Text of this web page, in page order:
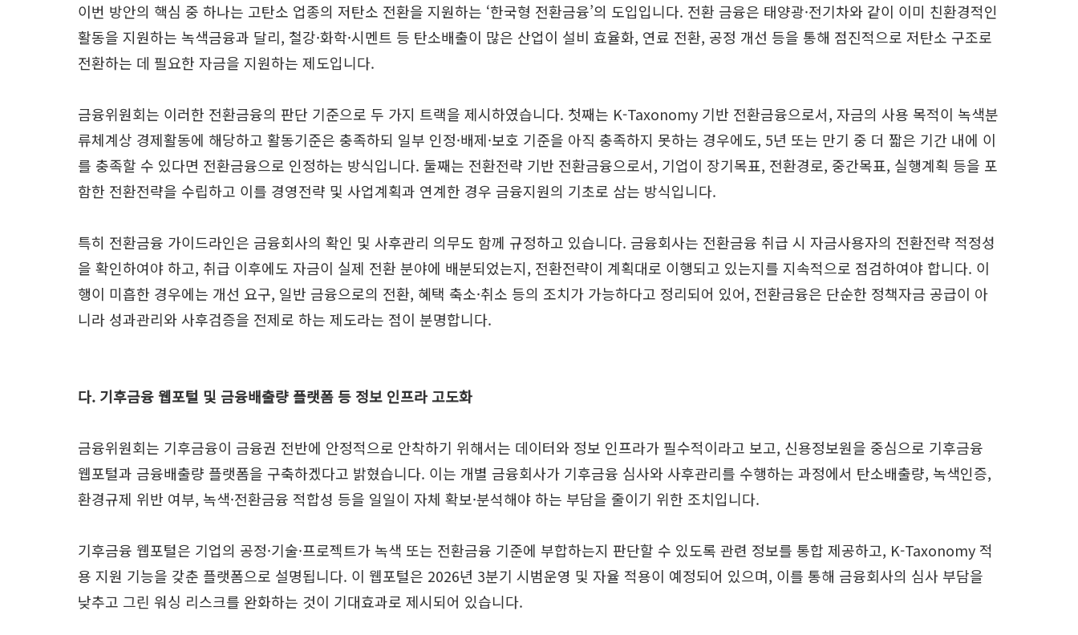
이번 방안의 핵심 중 하나는 고탄소 업종의 저탄소 전환을 지원하는 ‘한국형 전환금융’의 도입입니다. 전환 금융은 태양광·전기차와 같이 이미 친환경적인
활동을 지원하는 녹색금융과 달리, 철강·화학·시멘트 등 탄소배출이 많은 산업이 설비 효율화, 연료 전환, 공정 개선 등을 통해 점진적으로 저탄소 구조로
전환하는 데 필요한 자금을 지원하는 제도입니다.
금융위원회는 이러한 전환금융의 판단 기준으로 두 가지 트랙을 제시하였습니다. 첫째는 K-Taxonomy 기반 전환금융으로서, 자금의 사용 목적이 녹색분
류체계상 경제활동에 해당하고 활동기준은 충족하되 일부 인정·배제·보호 기준을 아직 충족하지 못하는 경우에도, 5년 또는 만기 중 더 짧은 기간 내에 이
를 충족할 수 있다면 전환금융으로 인정하는 방식입니다. 둘째는 전환전략 기반 전환금융으로서, 기업이 장기목표, 전환경로, 중간목표, 실행계획 등을 포
함한 전환전략을 수립하고 이를 경영전략 및 사업계획과 연계한 경우 금융지원의 기초로 삼는 방식입니다.
특히 전환금융 가이드라인은 금융회사의 확인 및 사후관리 의무도 함께 규정하고 있습니다. 금융회사는 전환금융 취급 시 자금사용자의 전환전략 적정성
을 확인하여야 하고, 취급 이후에도 자금이 실제 전환 분야에 배분되었는지, 전환전략이 계획대로 이행되고 있는지를 지속적으로 점검하여야 합니다. 이
행이 미흡한 경우에는 개선 요구, 일반 금융으로의 전환, 혜택 축소·취소 등의 조치가 가능하다고 정리되어 있어, 전환금융은 단순한 정책자금 공급이 아
니라 성과관리와 사후검증을 전제로 하는 제도라는 점이 분명합니다.
다. 기후금융 웹포털 및 금융배출량 플랫폼 등 정보 인프라 고도화
금융위원회는 기후금융이 금융권 전반에 안정적으로 안착하기 위해서는 데이터와 정보 인프라가 필수적이라고 보고, 신용정보원을 중심으로 기후금융
웹포털과 금융배출량 플랫폼을 구축하겠다고 밝혔습니다. 이는 개별 금융회사가 기후금융 심사와 사후관리를 수행하는 과정에서 탄소배출량, 녹색인증,
환경규제 위반 여부, 녹색·전환금융 적합성 등을 일일이 자체 확보·분석해야 하는 부담을 줄이기 위한 조치입니다.
기후금융 웹포털은 기업의 공정·기술·프로젝트가 녹색 또는 전환금융 기준에 부합하는지 판단할 수 있도록 관련 정보를 통합 제공하고, K-Taxonomy 적
용 지원 기능을 갖춘 플랫폼으로 설명됩니다. 이 웹포털은 2026년 3분기 시범운영 및 자율 적용이 예정되어 있으며, 이를 통해 금융회사의 심사 부담을
낮추고 그린 워싱 리스크를 완화하는 것이 기대효과로 제시되어 있습니다.